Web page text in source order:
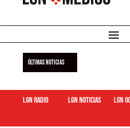
ÚLTIMAS NOTICIAS
LGN Radio LGN Noticias LGN